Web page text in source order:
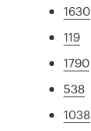
1630
119
1790
538
1038